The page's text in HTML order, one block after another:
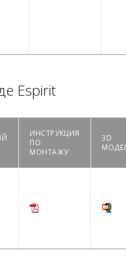
Espirit
ИНСТРУКЦИЯ
ПО
МОНТАЖУ
3D